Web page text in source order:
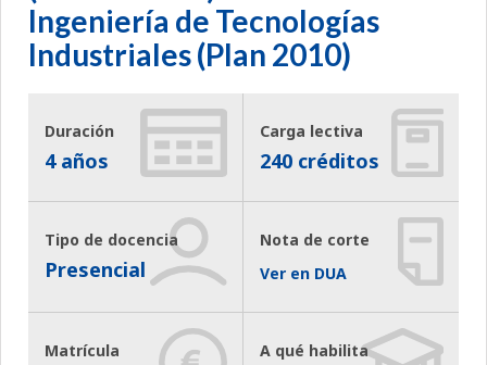
Ingeniería de Tecnologías
Industriales (Plan 2010)
Duración
4 años
Carga lectiva
240 créditos
Tipo de docencia
Presencial
Nota de corte
Ver en DUA
Matrícula
A qué habilita